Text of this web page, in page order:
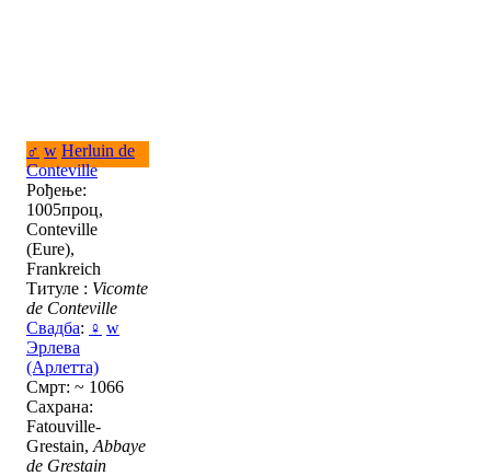
♂ w Herluin de
Conteville
Рођење:
1005проц,
Conteville
(Eure),
Frankreich
Титуле : Vicomte
de Conteville
Свадба: ♀ w
Эрлева
(Арлетта)
Смрт: ~ 1066
Сахрана:
Fatouville-
Grestain, Abbaye
de Grestain